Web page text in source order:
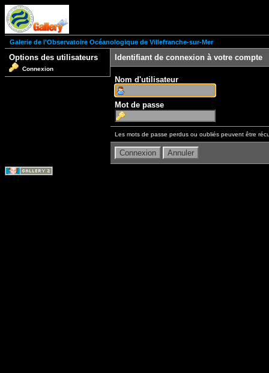
Galerie de l'Observatoire Océanologique de Villefranche-sur-Mer
Options des utilisateurs
Connexion
Identifiant de connexion à votre compte
Nom d'utilisateur
Mot de passe
Les mots de passe perdus ou oubliés peuvent être